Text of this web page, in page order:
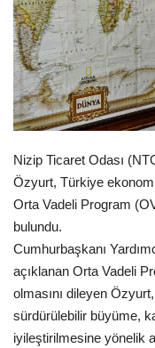
Ekonomi
Spor
SAĞLIK
Resmiilan
Gaziantep..
Nizip Ticaret Odası
Özyurt, Türkiye
Orta Vadeli Program
bulundu.
Cumhurbaşkanı
açıklanan Orta Vadeli
olmasını dileyen
sürdürülebilir büyüme,
iyileştirilmesine yönelik